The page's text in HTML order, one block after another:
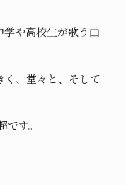
や高校生が歌う曲
く、堂々と、そして
す。